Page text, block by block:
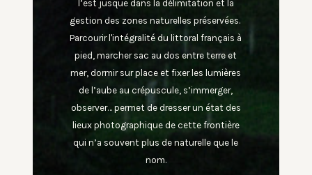
l’est jusque dans la délimitation et la
gestion des zones naturelles préservées.
Parcourir l'intégralité du littoral français à
pied, marcher sac au dos entre terre et
mer, dormir sur place et fixer les lumières
de l’aube au crépuscule, s’immerger,
observer… permet de dresser un état des
lieux photographique de cette frontière
qui n’a souvent plus de naturelle que le
nom.